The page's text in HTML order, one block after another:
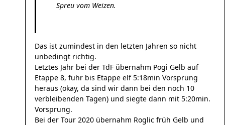
Spreu vom Weizen.
Das ist zumindest in den letzten Jahren so nicht
unbedingt richtig.
Letztes Jahr bei der TdF übernahm Pogi Gelb auf
Etappe 8, fuhr bis Etappe elf 5:18min Vorsprung
heraus (okay, da sind wir dann bei den noch 10
verbleibenden Tagen) und siegte dann mit 5:20min.
Vorsprung.
Bei der Tour 2020 übernahm Roglic früh Gelb und